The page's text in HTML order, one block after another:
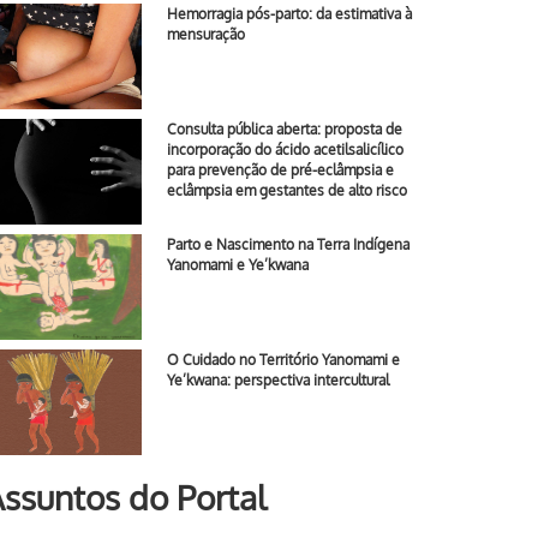
Hemorragia pós-parto: da estimativa à
mensuração
Consulta pública aberta: proposta de
incorporação do ácido acetilsalicílico
para prevenção de pré-eclâmpsia e
eclâmpsia em gestantes de alto risco
Parto e Nascimento na Terra Indígena
Yanomami e Ye’kwana
O Cuidado no Território Yanomami e
Ye’kwana: perspectiva intercultural
do Portal